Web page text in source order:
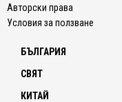
Авторски права
Условия за ползване
БЪЛГАРИЯ
СВЯТ
КИТАЙ